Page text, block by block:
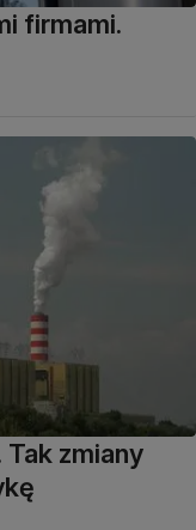
firmami.
zmiany